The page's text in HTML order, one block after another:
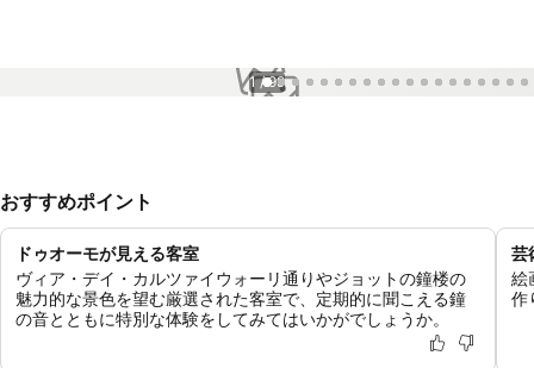
1 / 99
おすすめポイント
ドゥオーモが見える客室
ヴィア・デイ・カルツァイウォーリ通りやジョットの鐘楼の
魅力的な景色を望む厳選された客室で、定期的に聞こえる鐘
の音とともに特別な体験をしてみてはいかがでしょうか。
芸
絵
作